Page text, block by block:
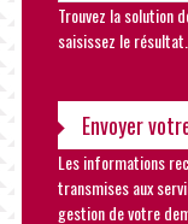
Trouvez la solution
saisissez le
Les informations
transmises aux
gestion de votre